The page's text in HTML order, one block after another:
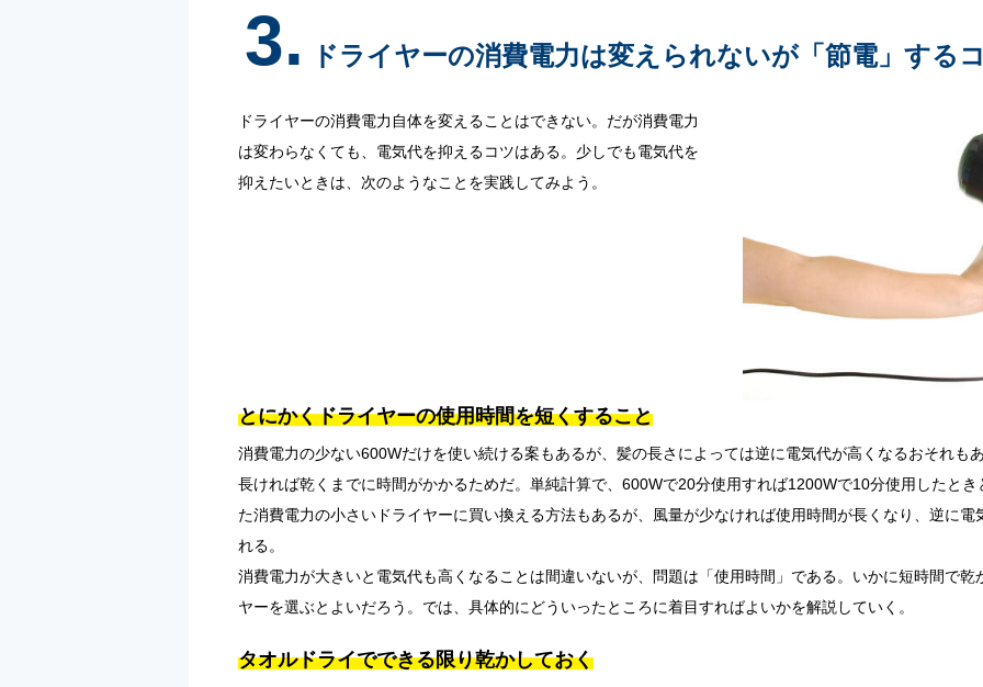
3. ドライヤーの消費電力は変えられないが「節電」する
ドライヤーの消費電力自体を変えることはできない。だが消費電力
は変わらなくても、電気代を抑えるコツはある。少しでも電気代を
抑えたいときは、次のようなことを実践してみよう。
とにかくドライヤーの使用時間を短くすること
消費電力の少ない600Wだけを使い続ける案もあるが、髪の長さによっては逆に電気代が高くなるおそれも
長ければ乾くまでに時間がかかるためだ。単純計算で、600Wで20分使用すれば1200Wで10分使用したと
た消費電力の小さいドライヤーに買い換える方法もあるが、風量が少なければ使用時間が長くなり、逆に電
れる。
消費電力が大きいと電気代も高くなることは間違いないが、問題は「使用時間」である。いかに短時間で乾
ヤーを選ぶとよいだろう。では、具体的にどういったところに着目すればよいかを解説していく。
タオルドライでできる限り乾かしておく